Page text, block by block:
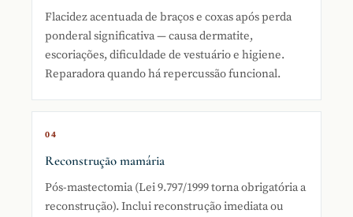
Flacidez acentuada de braços e coxas após perda
ponderal significativa — causa dermatite,
escoriações, dificuldade de vestuário e higiene.
Reparadora quando há repercussão funcional.
04
Reconstrução mamária
Pós-mastectomia (Lei 9.797/1999 torna obrigatória a
reconstrução). Inclui reconstrução imediata ou